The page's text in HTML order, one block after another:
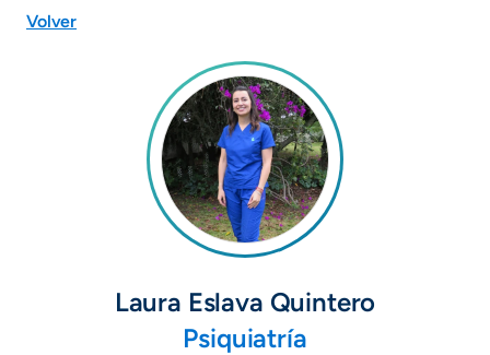
Volver
Laura Eslava Quintero
Psiquiatría